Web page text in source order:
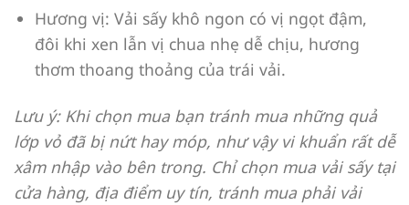
Hương vị: Vải sấy khô ngon có vị ngọt đậm,
đôi khi xen lẫn vị chua nhẹ dễ chịu, hương
thơm thoang thoảng của trái vải.
Lưu ý: Khi chọn mua bạn tránh mua những quả
lớp vỏ đã bị nứt hay móp, như vậy vi khuẩn rất dễ
xâm nhập vào bên trong. Chỉ chọn mua vải sấy tại
cửa hàng, địa điểm uy tín, tránh mua phải vải